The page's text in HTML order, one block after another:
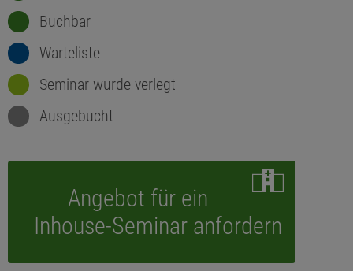
Buchbar
Warteliste
Seminar wurde verlegt
Ausgebucht
Angebot für ein
Inhouse-Seminar anfordern